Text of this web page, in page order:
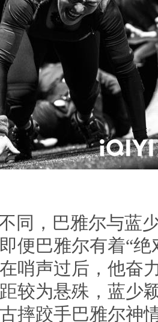
同，巴雅尔与蓝
便巴雅尔有着“
哨声过后，他奋
较为悬殊，蓝少
摔跤手巴雅尔神